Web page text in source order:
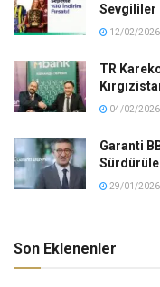
Sevgililer
12/02/2026
TR
04/02/2026
Garanti
29/01/2026
Son Eklenenler